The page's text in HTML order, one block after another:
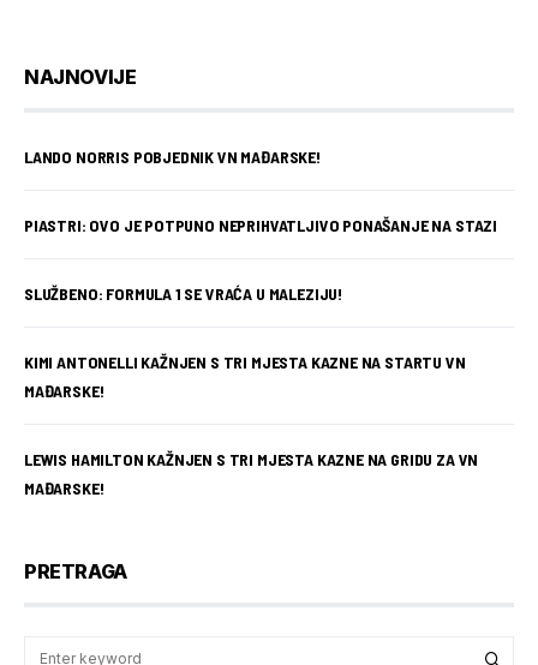
NAJNOVIJE
LANDO NORRIS POBJEDNIK VN MAĐARSKE!
PIASTRI: OVO JE POTPUNO NEPRIHVATLJIVO PONAŠANJE NA STAZI
SLUŽBENO: FORMULA 1 SE VRAĆA U MALEZIJU!
KIMI ANTONELLI KAŽNJEN S TRI MJESTA KAZNE NA STARTU VN
MAĐARSKE!
LEWIS HAMILTON KAŽNJEN S TRI MJESTA KAZNE NA GRIDU ZA VN
MAĐARSKE!
PRETRAGA